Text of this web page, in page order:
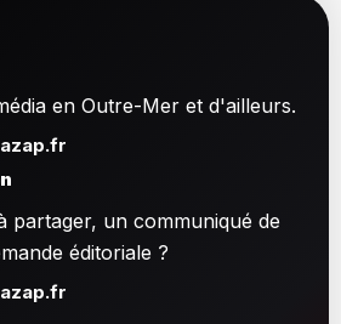
en Outre-Mer et d'ailleurs.
partager, un communiqué de
éditoriale ?